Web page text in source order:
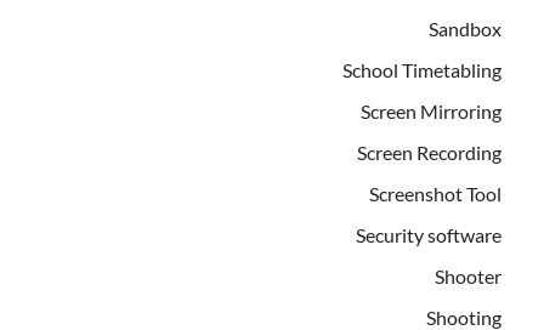
Sandbox
School Timetabling
Screen Mirroring
Screen Recording
Screenshot Tool
Security software
Shooter
Shooting